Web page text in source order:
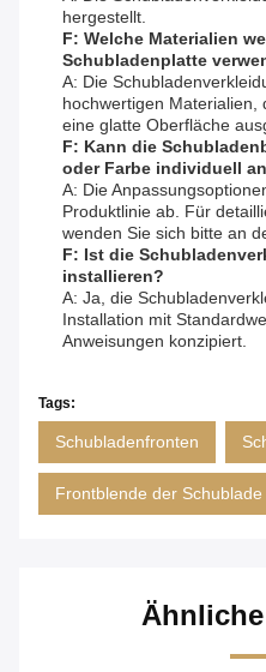
hergestellt.
F: Welche Materialien
Schubladenplatte
A: Die
hochwertigen Materialien,
eine glatte Oberfläche
F: Kann die
oder Farbe individuell
A: Die
Produktlinie ab. Für
wenden Sie sich bitte an
F: Ist die
installieren?
A: Ja, die
Installation mit
Anweisungen konzipiert.
Tags:
Schubladenfronten
Frontblende der Schublade